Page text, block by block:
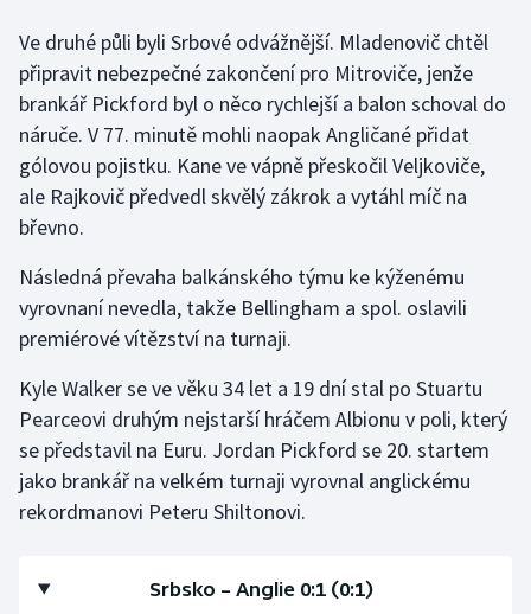
Ve druhé půli byli Srbové odvážnější. Mladenovič chtěl
připravit nebezpečné zakončení pro Mitroviče, jenže
brankář Pickford byl o něco rychlejší a balon schoval do
náruče. V 77. minutě mohli naopak Angličané přidat
gólovou pojistku. Kane ve vápně přeskočil Veljkoviče,
ale Rajkovič předvedl skvělý zákrok a vytáhl míč na
břevno.
Následná převaha balkánského týmu ke kýženému
vyrovnaní nevedla, takže Bellingham a spol. oslavili
premiérové vítězství na turnaji.
Kyle Walker se ve věku 34 let a 19 dní stal po Stuartu
Pearceovi druhým nejstarší hráčem Albionu v poli, který
se představil na Euru. Jordan Pickford se 20. startem
jako brankář na velkém turnaji vyrovnal anglickému
rekordmanovi Peteru Shiltonovi.
Srbsko – Anglie 0:1 (0:1)